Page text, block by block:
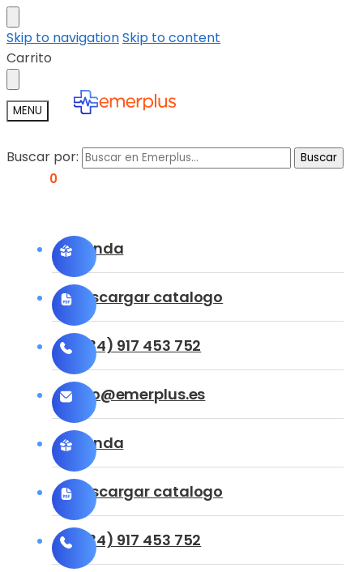
Skip to navigationSkip to content
Carrito
MENU
Buscar por: Buscar
0
Tienda
Descargar catalogo
(+34) 917 453 752
info@emerplus.es
Tienda
Descargar catalogo
(+34) 917 453 752